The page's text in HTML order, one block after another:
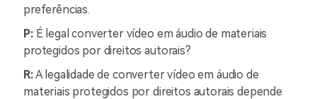
preferências.
P:É legal converter vídeo em áudio de materiais
protegidos por direitos autorais?
R:A legalidade de converter vídeo em áudio de
materiais protegidos por direitos autorais depende